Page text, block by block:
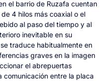
el barrio de Ruzafa cuentan
4 hilos más coaxial o el
al paso del tiempo y al
inevitable en su
traduce habitualmente en
graves en la imagen
el abrepuertas
entre la placa